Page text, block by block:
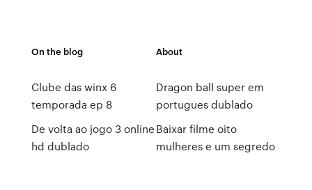
On the blog
Clube das winx 6
temporada ep 8
De volta ao jogo 3 online
hd dublado
About
Dragon ball super em
portugues dublado
Baixar filme oito
mulheres e um segredo